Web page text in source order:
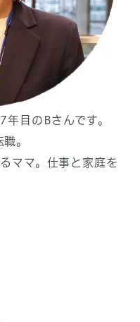
目のBさんです。
。
ママ。仕事と家庭を